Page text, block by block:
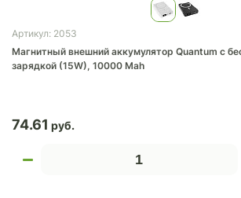
Артикул: 2053
Магнитный внешний аккумулятор Quantum с
зарядкой (15W), 10000 Mah
74.61